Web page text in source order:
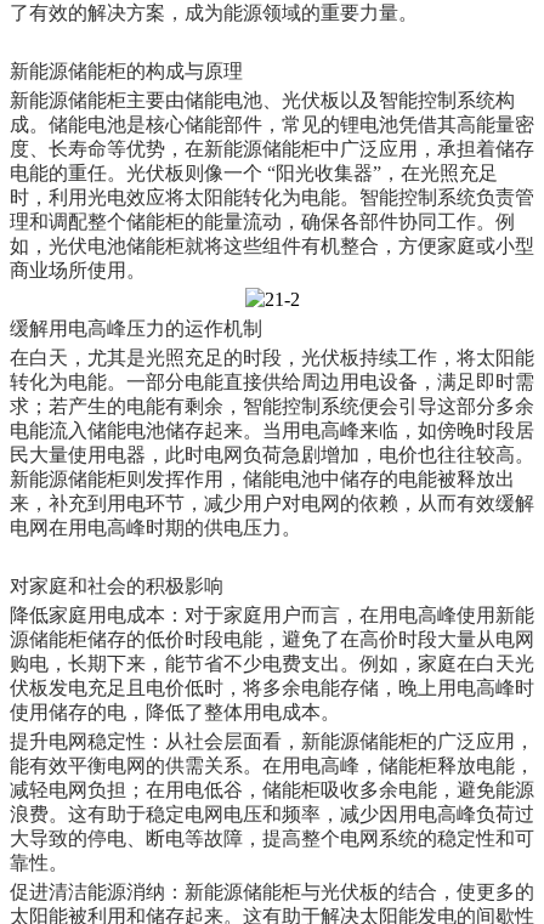
了有效的解决方案，成为能源领域的重要力量。
新能源储能柜的构成与原理
新能源储能柜主要由储能电池、光伏板以及智能控制系统构
成。储能电池是核心储能部件，常见的锂电池凭借其高能量密
度、长寿命等优势，在新能源储能柜中广泛应用，承担着储存
电能的重任。光伏板则像一个 “阳光收集器”，在光照充足
时，利用光电效应将太阳能转化为电能。智能控制系统负责管
理和调配整个储能柜的能量流动，确保各部件协同工作。例
如，光伏电池储能柜就将这些组件有机整合，方便家庭或小型
商业场所使用。
缓解用电高峰压力的运作机制
在白天，尤其是光照充足的时段，光伏板持续工作，将太阳能
转化为电能。一部分电能直接供给周边用电设备，满足即时需
求；若产生的电能有剩余，智能控制系统便会引导这部分多余
电能流入储能电池储存起来。当用电高峰来临，如傍晚时段居
民大量使用电器，此时电网负荷急剧增加，电价也往往较高。
新能源储能柜则发挥作用，储能电池中储存的电能被释放出
来，补充到用电环节，减少用户对电网的依赖，从而有效缓解
电网在用电高峰时期的供电压力。
对家庭和社会的积极影响
降低家庭用电成本：对于家庭用户而言，在用电高峰使用新能
源储能柜储存的低价时段电能，避免了在高价时段大量从电网
购电，长期下来，能节省不少电费支出。例如，家庭在白天光
伏板发电充足且电价低时，将多余电能存储，晚上用电高峰时
使用储存的电，降低了整体用电成本。
提升电网稳定性：从社会层面看，新能源储能柜的广泛应用，
能有效平衡电网的供需关系。在用电高峰，储能柜释放电能，
减轻电网负担；在用电低谷，储能柜吸收多余电能，避免能源
浪费。这有助于稳定电网电压和频率，减少因用电高峰负荷过
大导致的停电、断电等故障，提高整个电网系统的稳定性和可
靠性。
促进清洁能源消纳：新能源储能柜与光伏板的结合，使更多的
太阳能被利用和储存起来。这有助于解决太阳能发电的间歇性